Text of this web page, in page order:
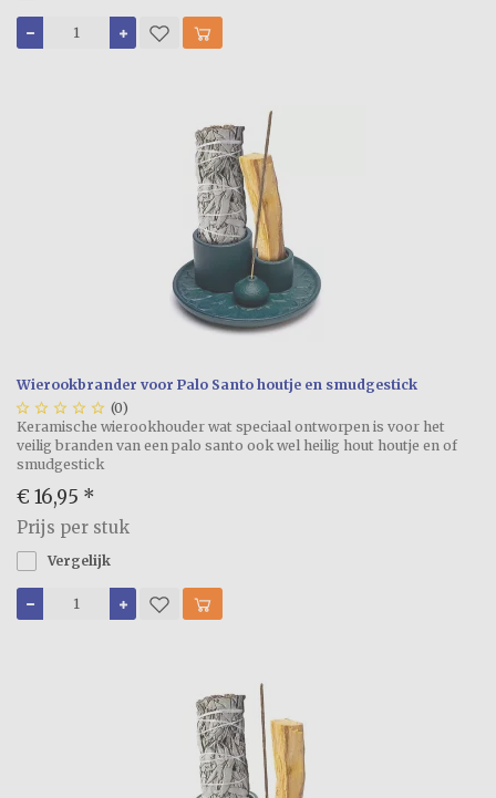
Wierookbrander voor Palo Santo houtje en smudgestick
     (0)
Keramische wierookhouder wat speciaal ontworpen is voor het
veilig branden van een palo santo ook wel heilig hout houtje en of
smudgestick
€ 16,95 *
Prijs per stuk
Vergelijk